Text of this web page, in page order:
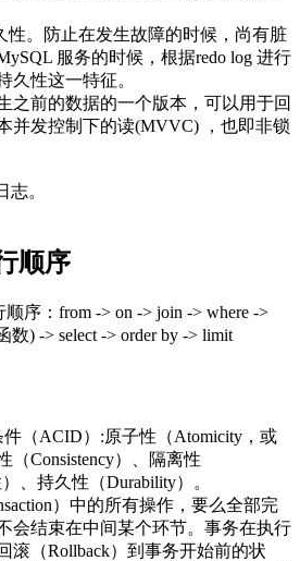
性。防止在发生故障的时候，尚有脏
服务的时候，根据redo log 进行
久性这一特征。
之前的数据的一个版本，可以用于回
并发控制下的读(MVVC) ，也即非锁
志。
顺序
序：from -> on -> join -> where ->
数) -> select -> order by -> limit
（ACID）:原子性（Atomicity，或
Consistency）、隔离性
、持久性（Durability）。
）中的所有操作，要么全部完
会结束在中间某个环节。事务在执行
滚（Rollback）到事务开始前的状